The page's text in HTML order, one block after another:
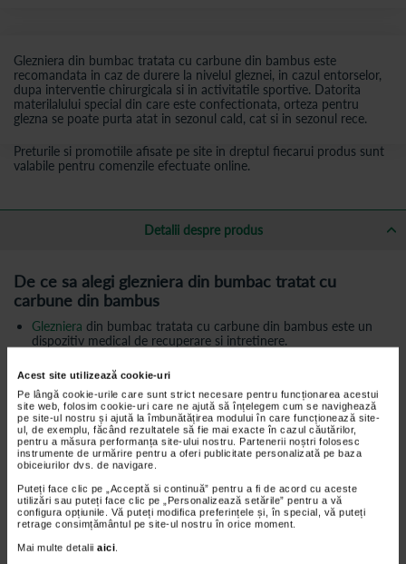
Acest site utilizează cookie-uri
Pe lângă cookie-urile care sunt strict necesare pentru funcționarea acestui
site web, folosim cookie-uri care ne ajută să înțelegem cum se navighează
pe site-ul nostru și ajută la îmbunătățirea modului în care funcționează site-
ul, de exemplu, făcând rezultatele să fie mai exacte în cazul căutărilor,
pentru a măsura performanța site-ului nostru. Partenerii noștri folosesc
instrumente de urmărire pentru a oferi publicitate personalizată pe baza
obiceiurilor dvs. de navigare.
Puteți face clic pe „Acceptă si continuă” pentru a fi de acord cu aceste
utilizări sau puteți face clic pe „Personalizează setările” pentru a vă
configura opțiunile. Vă puteți modifica preferințele și, în special, vă puteți
retrage consimțământul pe site-ul nostru în orice moment.
Mai multe detalii aici
Glezniera din bumbac tratata cu carbune din bambus este
recomandata in caz de durere la nivelul gleznei, in cazul entorselor,
dupa interventie chirurgicala si in activitatile sportive. Datorita
materilalului special din care este confectionata, orteza pentru
glezna se poate purta atat in sezonul cald, cat si in sezonul rece.
Preturile si promotiile afisate pe site in dreptul fiecarui produs sunt
valabile pentru comenzile efectuate online.
Detalii despre produs
De ce sa alegi glezniera din bumbac tratat cu
carbune din bambus
Glezniera din bumbac tratata cu carbune din bambus este un
dispozitiv medical de recuperare si intretinere.
pacientului nu doar efect terapeutic ci, si confort.
Purtarea unui astfel de dispozitiv medical este recomandata
indiferent de anotimp. Acesta este motivul pentru care
bumbacul din care este fabricata glezniera este tratat cu carbune
din bambus.
Rolul carbunelui din bambus este de a controla umiditatea
piciorului si de a preveni formarea mirosului neplacut si a
bacteriilor.
Glezniera are forma anatomica, intarita in zona calcaiului, este